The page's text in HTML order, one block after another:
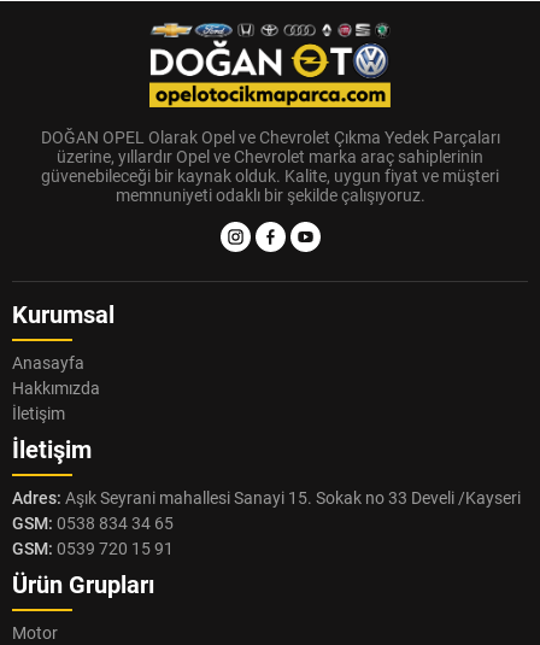
DOĞAN OPEL Olarak Opel ve Chevrolet Çıkma Yedek Parçaları
üzerine, yıllardır Opel ve Chevrolet marka araç sahiplerinin
güvenebileceği bir kaynak olduk. Kalite, uygun fiyat ve müşteri
memnuniyeti odaklı bir şekilde çalışıyoruz.
Kurumsal
Anasayfa
Hakkımızda
İletişim
İletişim
Adres: Aşık Seyrani mahallesi Sanayi 15. Sokak no 33 Develi /Kayseri
GSM: 0538 834 34 65
GSM: 0539 720 15 91
Ürün Grupları
Motor